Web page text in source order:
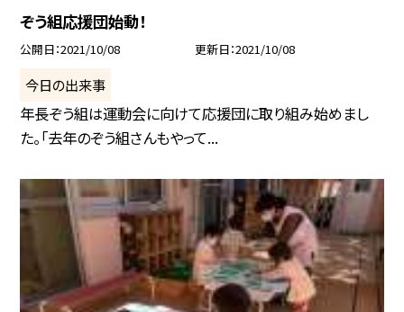
ぞう組応援団始動！
公開日 2021/10/08 更新日 2021/10/08
今日の出来事
年長ぞう組は運動会に向けて応援団に取り組み始めまし
た。「去年のぞう組さんもやって...